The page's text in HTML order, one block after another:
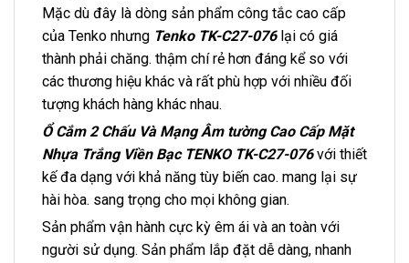
Mặc dù đây là dòng sản phẩm công tắc cao cấp
của Tenko nhưng Tenko TK-C27-076 lại có giá
thành phải chăng. thậm chí rẻ hơn đáng kể so với
các thương hiệu khác và rất phù hợp với nhiều đối
tượng khách hàng khác nhau.
Ổ Cắm 2 Chấu Và Mạng Âm tường Cao Cấp Mặt
Nhựa Trắng Viền Bạc TENKO TK-C27-076 với thiết
kế đa dạng với khả năng tùy biến cao. mang lại sự
hài hòa. sang trọng cho mọi không gian.
Sản phẩm vận hành cực kỳ êm ái và an toàn với
người sử dụng. Sản phẩm lắp đặt dễ dàng, nhanh